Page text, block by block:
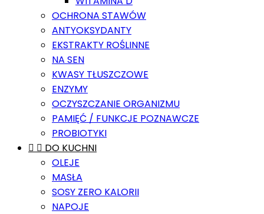
OCHRONA STAWÓW
ANTYOKSYDANTY
EKSTRAKTY ROŚLINNE
NA SEN
KWASY TŁUSZCZOWE
ENZYMY
OCZYSZCZANIE ORGANIZMU
PAMIĘĆ / FUNKCJE POZNAWCZE
PROBIOTYKI
  DO KUCHNI
OLEJE
MASŁA
SOSY ZERO KALORII
NAPOJE